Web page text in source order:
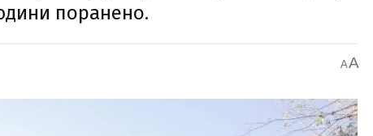
поранено.
AA